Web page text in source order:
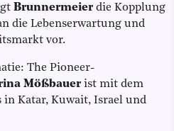
Brunnermeierdie Kopplung
die Lebenserwartung und
vor.
The Pioneer-
Mößbauerist mit dem
Katar, Kuwait, Israel und